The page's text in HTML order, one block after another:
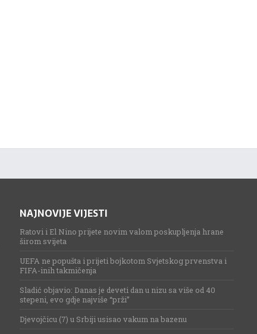
NAJNOVIJE VIJESTI
Ratovi i El Nino prijete novim valom poskupljenja hrane
širom svijeta
UEFA ne popušta i prijeti bojkotom Svjetskog prvenstva i
FIFA-inih takmičenja
Sladić objavio: Danas je deveti dan u nizu sa više od 40
stepeni, evo gdje najviše “prži”
Djevojčicu (7) u Srbiji usisao vakum na bazenu